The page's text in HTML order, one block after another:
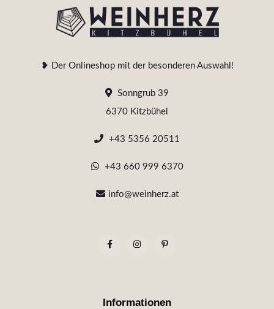
❥ Der Onlineshop mit der besonderen Auswahl!
Sonngrub 39
6370 Kitzbühel
+43 5356 20511
+43 660 999 6370
info@weinherz.at
Informationen